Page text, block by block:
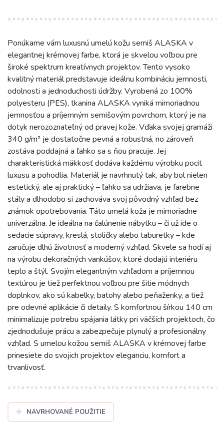
Ponúkame vám luxusnú umelú kožu semiš ALASKA v
elegantnej krémovej farbe, ktorá je skvelou voľbou pre
široké spektrum kreatívnych projektov. Tento vysoko
kvalitný materiál predstavuje ideálnu kombináciu jemnosti,
odolnosti a jednoduchosti údržby. Vyrobená zo 100%
polyesteru (PES), tkanina ALASKA vyniká mimoriadnou
jemnosťou a príjemným semišovým povrchom, ktorý je na
dotyk nerozoznateľný od pravej kože. Vďaka svojej gramáži
340 g/m² je dostatočne pevná a robustná, no zároveň
zostáva poddajná a ľahko sa s ňou pracuje. Jej
charakteristická mäkkosť dodáva každému výrobku pocit
luxusu a pohodlia. Materiál je navrhnutý tak, aby bol nielen
estetický, ale aj praktický – ľahko sa udržiava, je farebne
stály a dlhodobo si zachováva svoj pôvodný vzhľad bez
známok opotrebovania. Táto umelá koža je mimoriadne
univerzálna. Je ideálna na čalúnenie nábytku – či už ide o
sedacie súpravy, kreslá, stoličky alebo taburetky – kde
zaručuje dlhú životnosť a moderný vzhľad. Skvele sa hodí aj
na výrobu dekoračných vankúšov, ktoré dodajú interiéru
teplo a štýl. Svojím elegantným vzhľadom a príjemnou
textúrou je tiež perfektnou voľbou pre šitie módnych
doplnkov, ako sú kabelky, batohy alebo peňaženky, a tiež
pre odevné aplikácie či detaily. S komfortnou šírkou 140 cm
minimalizuje potrebu spájania látky pri väčších projektoch, čo
zjednodušuje prácu a zabezpečuje plynulý a profesionálny
vzhľad. S umelou kožou semiš ALASKA v krémovej farbe
prinesiete do svojich projektov eleganciu, komfort a
trvanlivosť.
NAVRHOVANÉ POUŽITIE